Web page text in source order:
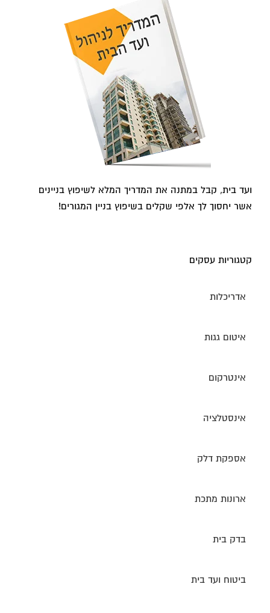
ועד בית, קבל במתנה את המדריך המלא לשיפוץ בניינים
אשר יחסוך לך אלפי שקלים בשיפוץ בניין המגורים!
קטגוריות עסקים
אדריכלות
איטום גגות
אינטרקום
אינסטלציה
אספקת דלק
ארונות מתכת
בדק בית
ביטוח ועד בית